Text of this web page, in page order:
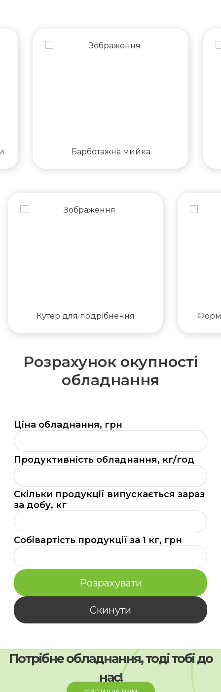
Барботажна мийка
Кутер для подрібнення
Розрахунок окупності
обладнання
Ціна обладнання, грн
Ціна
обладнання,
грн
Продуктивність обладнання, кг/год
Продуктивність
обладнання,
кг/
год
Скільки продукції випускається зараз
за добу, кг
Скільки
продукції
випускається
зараз
за
добу,
кг
Собівартість продукції за 1 кг, грн
Собівартість
продукції
за
1
кг,
грн
Розрахувати
Скинути
Потрібне обладнання, тоді тобі до
нас!